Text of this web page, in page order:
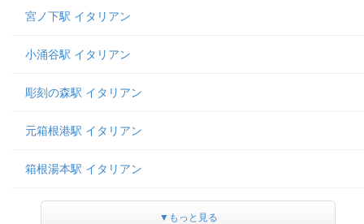
宮ノ下駅 イタリアン
小涌谷駅 イタリアン
彫刻の森駅 イタリアン
元箱根港駅 イタリアン
箱根湯本駅 イタリアン
▼もっと見る